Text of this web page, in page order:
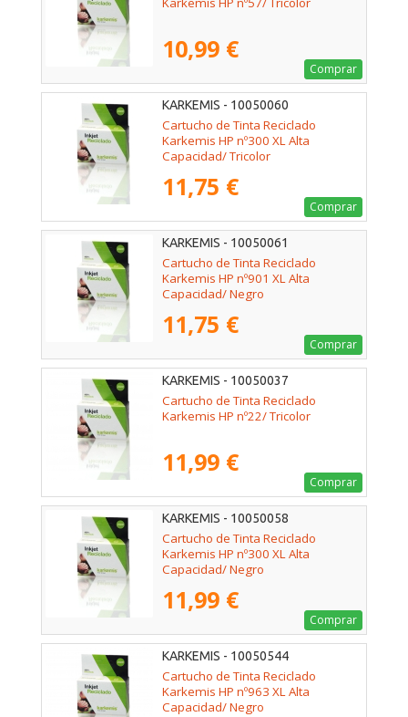
10,99 €
Comprar
KARKEMIS - 10050060
Cartucho de Tinta Reciclado
Karkemis HP nº300 XL Alta
Capacidad/ Tricolor
11,75 €
Comprar
KARKEMIS - 10050061
Cartucho de Tinta Reciclado
Karkemis HP nº901 XL Alta
Capacidad/ Negro
11,75 €
Comprar
KARKEMIS - 10050037
Cartucho de Tinta Reciclado
Karkemis HP nº22/ Tricolor
11,99 €
Comprar
KARKEMIS - 10050058
Cartucho de Tinta Reciclado
Karkemis HP nº300 XL Alta
Capacidad/ Negro
11,99 €
Comprar
KARKEMIS - 10050544
Cartucho de Tinta Reciclado
Karkemis HP nº963 XL Alta
Capacidad/ Negro